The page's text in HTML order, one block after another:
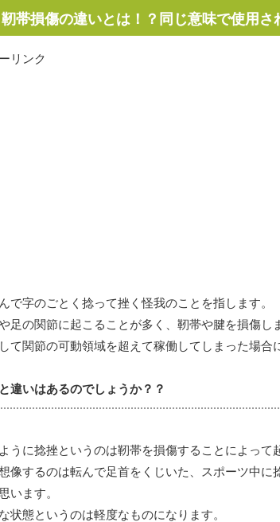
帯損傷の違いとは！？同じ意味で使用さ
リンク
で字のごとく捻って挫く怪我のことを指します。
足の関節に起こることが多く、靭帯や腱を損傷し
て関節の可動領域を超えて稼働してしまった場合
違いはあるのでしょうか？？
うに捻挫というのは靭帯を損傷することによって
像するのは転んで足首をくじいた、スポーツ中に
います。
状態というのは軽度なものになります。